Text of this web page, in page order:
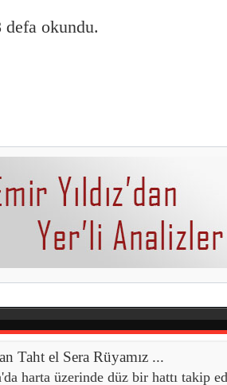
defa okundu.
Taht el Sera Rüyamız ...
harta üzerinde düz bir hattı takip